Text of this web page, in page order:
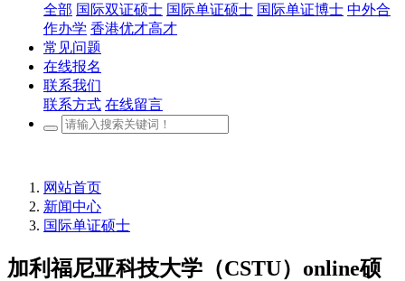
全部 国际双证硕士 国际单证硕士 国际单证博士 中外合
作办学 香港优才高才
常见问题
在线报名
联系我们
联系方式 在线留言
网站首页
新闻中心
国际单证硕士
加利福尼亚科技大学（CSTU）online硕